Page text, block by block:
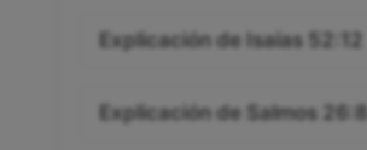
Explicación de Isaías 52:12
Explicación de Salmos 26:8